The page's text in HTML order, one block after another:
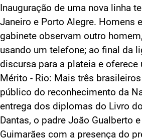
Inauguração de uma nova linha
Janeiro e Porto Alegre. Homens
gabinete observam outro
usando um telefone; ao final da
discursa para a plateia e oferece
Mérito - Rio: Mais três
público do reconhecimento da
entrega dos diplomas do Livro
Dantas, o padre João Gualberto
Guimarães com a presença do